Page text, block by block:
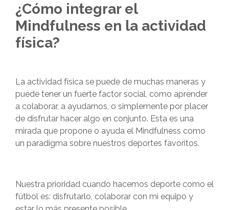
¿Cómo integrar el
Mindfulness en la actividad
física?
La actividad física se puede de muchas maneras y
puede tener un fuerte factor social, como aprender
a colaborar, a ayudarnos, o simplemente por placer
de disfrutar hacer algo en conjunto. Esta es una
mirada que propone o ayuda el Mindfulness como
un paradigma sobre nuestros deportes favoritos.
Nuestra prioridad cuando hacemos deporte como el
fútbol es: disfrutarlo, colaborar con mi equipo y